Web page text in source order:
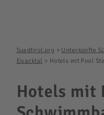
Suedtirol.org > Unterkünfte
Eisacktal > Hotels mit Pool
Hotels mit